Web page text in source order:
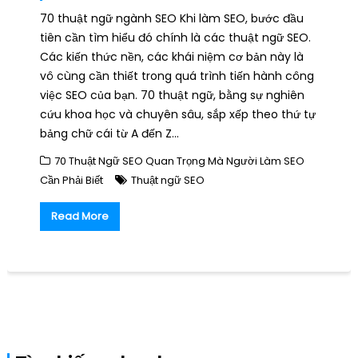
70 thuật ngữ ngành SEO Khi làm SEO, bước đầu
tiên cần tìm hiểu đó chính là các thuật ngữ SEO.
Các kiến thức nền, các khái niệm cơ bản này là
vô cùng cần thiết trong quá trình tiến hành công
việc SEO của bạn. 70 thuật ngữ, bằng sự nghiên
cứu khoa học và chuyên sâu, sắp xếp theo thứ tự
bảng chữ cái từ A đến Z…
70 Thuật Ngữ SEO Quan Trọng Mà Người Làm SEO
Cần Phải Biết
Thuật ngữ SEO
Read More